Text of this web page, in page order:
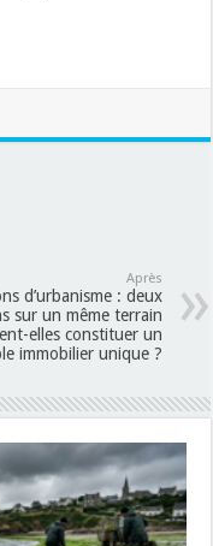
Après
d’urbanisme : deux
sur un même terrain
elles constituer un
immobilier unique ?